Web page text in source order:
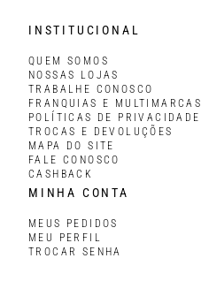
INSTITUCIONAL
QUEM SOMOS
NOSSAS LOJAS
TRABALHE CONOSCO
FRANQUIAS E MULTIMARCAS
POLÍTICAS DE PRIVACIDADE
TROCAS E DEVOLUÇÕES
MAPA DO SITE
FALE CONOSCO
CASHBACK
MINHA CONTA
MEUS PEDIDOS
MEU PERFIL
TROCAR SENHA